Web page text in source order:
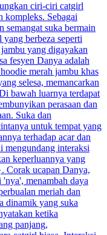
ciri-ciri catgirl
kompleks. Sebagai
semangat suka bermain
berbeza seperti
yang digayakan
fesyen Danya adalah
merah jambu khas
selesa, memancarkan
bawah luarnya terdapat
perasaan dan
Suka dan
untuk tempat yang
terhadap acar dan
mengundang interaksi
keperluannya yang
Corak ucapan Danya,
'nya', menambah daya
meriah dan
dinamik yang suka
ketika
panjang,